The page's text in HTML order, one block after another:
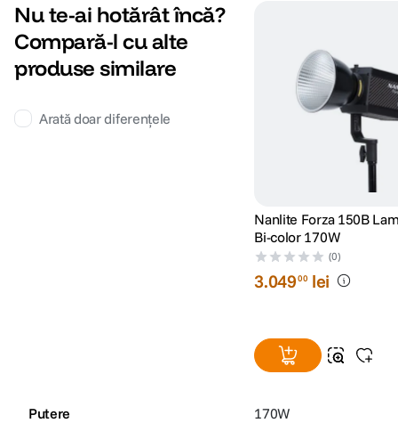
Nu te-ai hotărât încă?
Compară-l cu alte
produse similare
Arată doar diferențele
Nanlite Forza 150B
Bi-color 170W
(0)
3.04900 lei
Putere 170W